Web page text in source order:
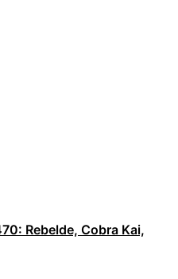
Rebelde, Cobra Kai,